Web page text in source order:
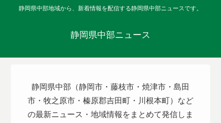
静岡県中部地域から、新着情報を配信する静岡県中部ニュースです。
静岡県中部ニュース
静岡県中部（静岡市・藤枝市・焼津市・島田
市・牧之原市・榛原郡吉田町・川根本町）など
の最新ニュース・地域情報をまとめて発信しま